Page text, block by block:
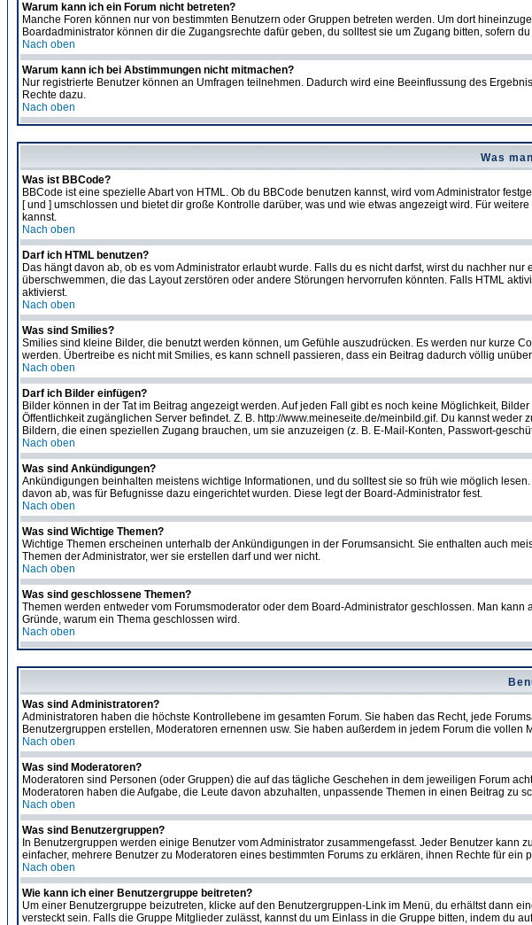
Warum kann ich ein Forum nicht betreten?
Manche Foren können nur von bestimmten Benutzern oder Gruppen betreten werden. Um dort
Boardadministrator können dir die Zugangsrechte dafür geben, du solltest sie um Zugang bitten, sofern
Nach oben
Warum kann ich bei Abstimmungen nicht mitmachen?
Nur registrierte Benutzer können an Umfragen teilnehmen. Dadurch wird eine Beeinflussung des
Rechte dazu.
Nach oben
Was
Was ist BBCode?
BBCode ist eine spezielle Abart von HTML. Ob du BBCode benutzen kannst, wird vom Administrator
[ und ] umschlossen und bietet dir große Kontrolle darüber, was und wie etwas angezeigt wird. Für
kannst.
Nach oben
Darf ich HTML benutzen?
Das hängt davon ab, ob es vom Administrator erlaubt wurde. Falls du es nicht darfst, wirst du nachher
überschwemmen, die das Layout zerstören oder andere Störungen hervorrufen könnten. Falls HTML
aktivierst.
Nach oben
Was sind Smilies?
Smilies sind kleine Bilder, die benutzt werden können, um Gefühle auszudrücken. Es werden nur kurze
werden. Übertreibe es nicht mit Smilies, es kann schnell passieren, dass ein Beitrag dadurch völlig
Nach oben
Darf ich Bilder einfügen?
Bilder können in der Tat im Beitrag angezeigt werden. Auf jeden Fall gibt es noch keine Möglichkeit,
Öffentlichkeit zugänglichen Server befindet. Z. B. http://www.meineseite.de/meinbild.gif. Du kannst
Bildern, die einen speziellen Zugang brauchen, um sie anzuzeigen (z. B. E-Mail-Konten, Passwort-
Nach oben
Was sind Ankündigungen?
Ankündigungen beinhalten meistens wichtige Informationen, und du solltest sie so früh wie möglich
davon ab, was für Befugnisse dazu eingerichtet wurden. Diese legt der Board-Administrator fest.
Nach oben
Was sind Wichtige Themen?
Wichtige Themen erscheinen unterhalb der Ankündigungen in der Forumsansicht. Sie enthalten auch
Themen der Administrator, wer sie erstellen darf und wer nicht.
Nach oben
Was sind geschlossene Themen?
Themen werden entweder vom Forumsmoderator oder dem Board-Administrator geschlossen. Man
Gründe, warum ein Thema geschlossen wird.
Nach oben
Was sind Administratoren?
Administratoren haben die höchste Kontrollebene im gesamten Forum. Sie haben das Recht, jede
Benutzergruppen erstellen, Moderatoren ernennen usw. Sie haben außerdem in jedem Forum die vollen
Nach oben
Was sind Moderatoren?
Moderatoren sind Personen (oder Gruppen) die auf das tägliche Geschehen in dem jeweiligen Forum
Moderatoren haben die Aufgabe, die Leute davon abzuhalten, unpassende Themen in einen Beitrag zu
Nach oben
Was sind Benutzergruppen?
In Benutzergruppen werden einige Benutzer vom Administrator zusammengefasst. Jeder Benutzer
einfacher, mehrere Benutzer zu Moderatoren eines bestimmten Forums zu erklären, ihnen Rechte für ein
Nach oben
Wie kann ich einer Benutzergruppe beitreten?
Um einer Benutzergruppe beizutreten, klicke auf den Benutzergruppen-Link im Menü, du erhältst dann
versteckt sein. Falls die Gruppe Mitglieder zulässt, kannst du um Einlass in die Gruppe bitten, indem du